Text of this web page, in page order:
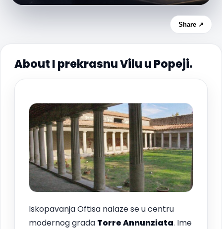
Share ↗
About I prekrasnu Vilu u Popeji.
Iskopavanja Oftisa nalaze se u centru
modernog grada Torre Annunziata. Ime